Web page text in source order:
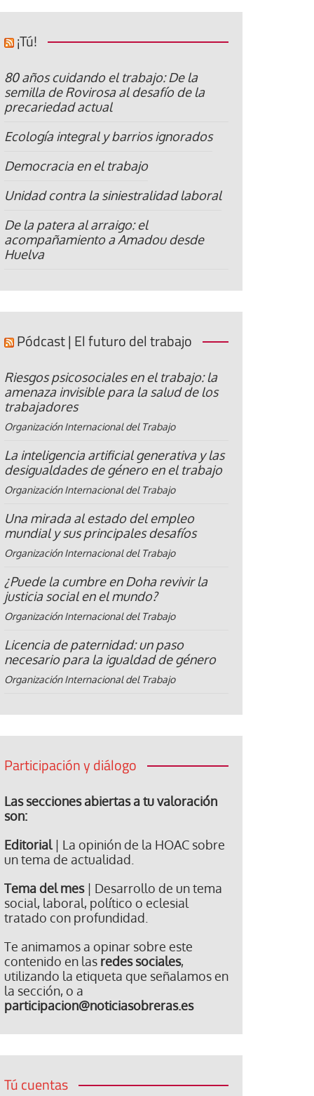
¡Tú!
80 años cuidando el trabajo: De la
semilla de Rovirosa al desafío de la
precariedad actual
Ecología integral y barrios ignorados
Democracia en el trabajo
Unidad contra la siniestralidad laboral
De la patera al arraigo: el
acompañamiento a Amadou desde
Huelva
Pódcast | El futuro del trabajo
Riesgos psicosociales en el trabajo: la
amenaza invisible para la salud de los
trabajadores
Organización Internacional del Trabajo
La inteligencia artificial generativa y las
desigualdades de género en el trabajo
Organización Internacional del Trabajo
Una mirada al estado del empleo
mundial y sus principales desafíos
Organización Internacional del Trabajo
¿Puede la cumbre en Doha revivir la
justicia social en el mundo?
Organización Internacional del Trabajo
Licencia de paternidad: un paso
necesario para la igualdad de género
Organización Internacional del Trabajo
Participación y diálogo
Las secciones abiertas a tu valoración
son:
Editorial| La opinión de la HOAC sobre
un tema de actualidad.
Tema del mes| Desarrollo de un tema
social, laboral, político o eclesial
tratado con profundidad.
Te animamos a opinar sobre este
contenido en las redes sociales,
utilizando la etiqueta que señalamos en
la sección, o a
participacion@noticiasobreras.es
Tú cuentas